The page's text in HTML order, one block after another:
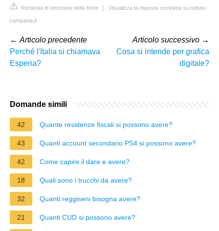
Richiesta di rimozione della fonte | Visualizza la risposta completa su istituto-
campania.it
← Articolo precedente
Perché l'Italia si chiamava
Esperia?
Articolo successivo →
Cosa si intende per grafica
digitale?
Domande simili
42 Quante residenze fiscali si possono avere?
43 Quanti account secondario PS4 si possono avere?
42 Come capire il dare e avere?
18 Quali sono i trucchi da avere?
32 Quanti reggiseni bisogna avere?
21 Quanti CUD si possono avere?